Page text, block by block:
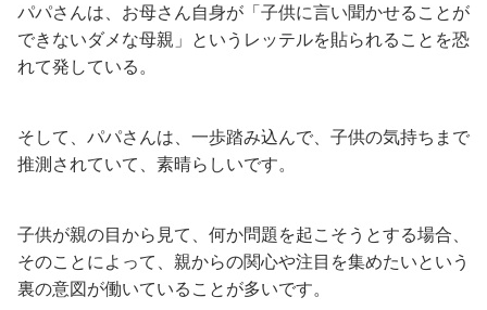
パパさんは、お母さん自身が「子供に言い聞かせることが
できないダメな母親」というレッテルを貼られることを恐
れて発している。
そして、パパさんは、一歩踏み込んで、子供の気持ちまで
推測されていて、素晴らしいです。
子供が親の目から見て、何か問題を起こそうとする場合、
そのことによって、親からの関心や注目を集めたいという
裏の意図が働いていることが多いです。